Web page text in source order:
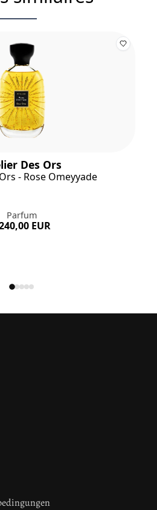
Des Ors
- Rose Omeyyade
Parfum
EUR